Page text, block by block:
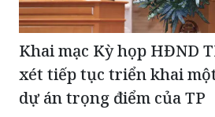
Khai mạc Kỳ họp HĐND